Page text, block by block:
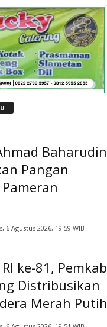
Baharudin
Pangan
6 Agustus 2026, 19:59 WIB
ke-81, Pemkab
Distribusikan
Merah Putih